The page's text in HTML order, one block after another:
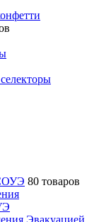
80 товаров
Эвакуацией